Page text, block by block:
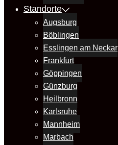
Standorte
Augsburg
Böblingen
Esslingen am Neckar
Frankfurt
Göppingen
Günzburg
Heilbronn
Karlsruhe
Mannheim
Marbach